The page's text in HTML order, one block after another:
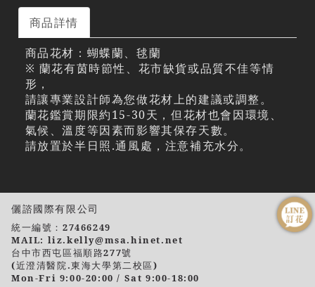
商品詳情
商品花材：蝴蝶蘭、毬蘭
※ 蘭花有茵時節性、花市缺貨或品質不佳等情
形，
請讓專業設計師為您做花材上的建議或調整。
蘭花鑑賞期限約15-30天，但花材也會因環境、
氣候、溫度等因素而影響其保存天數。
請放置於半日照.通風處，注意補充水分。
儷諮國際有限公司
統一編號：27466249
MAIL: liz.kelly@msa.hinet.net
台中市西屯區福順路277號
(近澄清醫院.東海大學第二校區)
Mon-Fri 9:00-20:00 / Sat 9:00-18:00